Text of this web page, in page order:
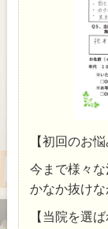
【初回のお悩
今まで様々
かなか抜けな
【当院を選